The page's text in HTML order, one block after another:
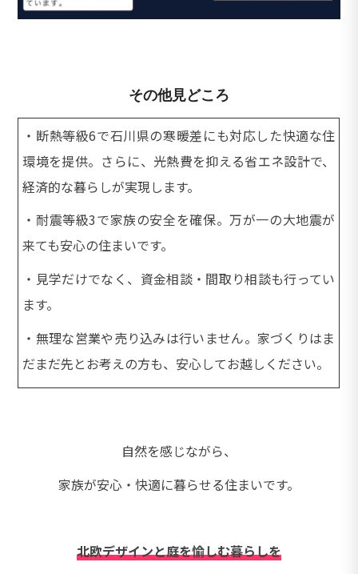
その他見どころ
・断熱等級6で石川県の寒暖差にも対応した快適な住
環境を提供。さらに、光熱費を抑える省エネ設計で、
経済的な暮らしが実現します。
・耐震等級3で家族の安全を確保。万が一の大地震が
来ても安心の住まいです。
・見学だけでなく、資金相談・間取り相談も行ってい
ます。
・無理な営業や売り込みは行いません。家づくりはま
だまだ先とお考えの方も、安心してお越しください。
自然を感じながら、
家族が安心・快適に暮らせる住まいです。
北欧デザインと庭を愉しむ暮らしを